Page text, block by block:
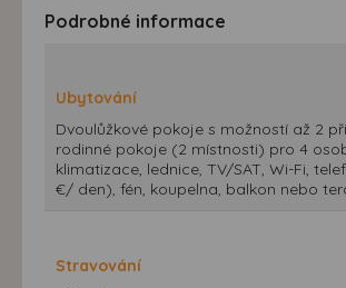
Podrobné informace
Ubytování
Dvoulůžkové pokoje s možností až 2
rodinné pokoje (2 místnosti) pro 4
klimatizace, lednice, TV/SAT, Wi-Fi,
€/ den), fén, koupelna, balkon nebo
Stravování